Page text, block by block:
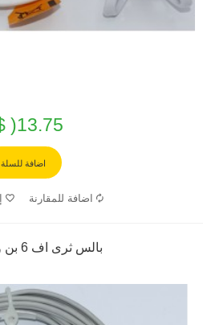
13.75( $ )
اضافة للسلة
اضافة للمقارنة
بالس ثرى اف 6 بن واي اطفال